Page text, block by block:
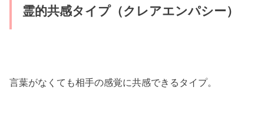
霊的共感タイプ（クレアエンパシー）
言葉がなくても相手の感覚に共感できるタイプ。